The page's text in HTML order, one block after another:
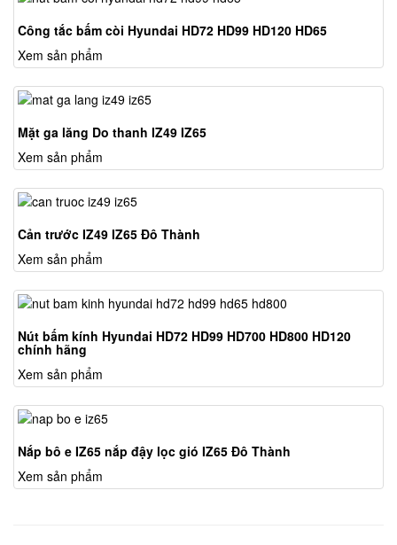
Công tắc bấm còi Hyundai HD72 HD99 HD120 HD65
Xem sản phẩm
Mặt ga lăng Do thanh IZ49 IZ65
Xem sản phẩm
Cản trước IZ49 IZ65 Đô Thành
Xem sản phẩm
Nút bấm kính Hyundai HD72 HD99 HD700 HD800 HD120
chính hãng
Xem sản phẩm
Nắp bô e IZ65 nắp đậy lọc gió IZ65 Đô Thành
Xem sản phẩm